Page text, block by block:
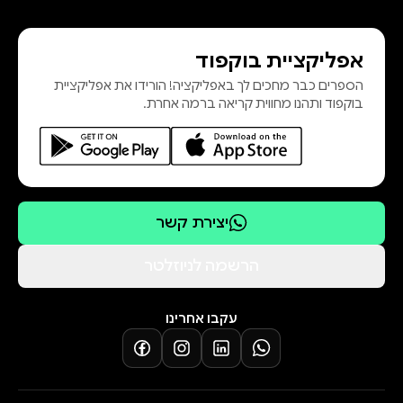
אפליקציית בוקפוד
הספרים כבר מחכים לך באפליקציה! הורידו את אפליקציית
בוקפוד ותהנו מחווית קריאה ברמה אחרת.
יצירת קשר
עקבו אחרינו